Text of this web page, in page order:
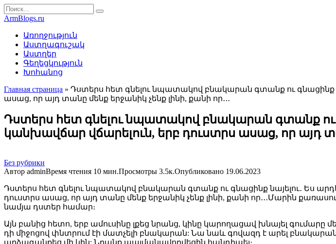
Перейти
к
контенту
Search
for:
ArmBlogs.ru
Առողջություն
Աստղագուշակ
Աստղեր
Գեղեցկություն
Խոհանոց
Главная страница » Դստերս հետ գնելու նպատակով բնակարան գտանք ու գնացինք
ասաց, որ այդ տանը մենք երջանիկ չենք լինի, քանի որ․․․
Դստերս հետ գնելու նպատակով բնակարան գտանք
կանխավճար վճարելուն, երբ դուստրս ասաց, որ այդ
Без рубрики
Автор adminВремя чтения 10 мин.Просмотры 3.5к.Опубликовано 19.06.2023
Դստերս հետ գնելու նպատակով բնակարան գտանք ու գնացինք նայելու․ Ես
դուստրս ասաց, որ այդ տանը մենք երջանիկ չենք լինի, քանի որ․․․Մարին
նամյա դստեր համար։
Այն բանից հետո, երբ ամուսինը լքեց նրանց, կինը կարողացավ խնայել գումարը
դի միջոցով փնտրում էի մատչելի բնակարան: Նա նաև գովազդ է արել
արձագանքեց մի կին: Նրանք պայմանավորվեցին հանդիպել։